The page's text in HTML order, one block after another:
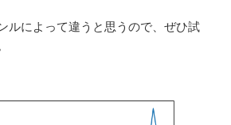
ルによって違うと思うので、ぜひ試